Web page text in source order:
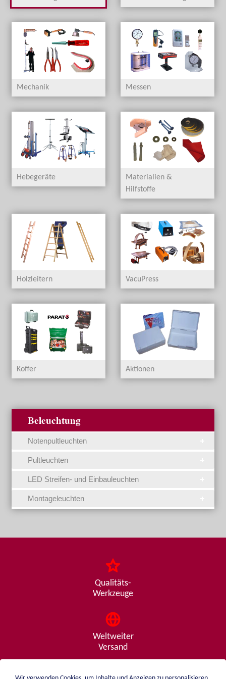
Mechanik Messen
Hebegeräte
Materialien &
Hilfstoffe
Holzleitern VacuPress
Koffer Aktionen
Beleuchtung
Notenpultleuchten
Pultleuchten
LED Streifen- und Einbauleuchten
Montageleuchten
Qualitäts-
Werkzeuge
Weltweiter
Versand